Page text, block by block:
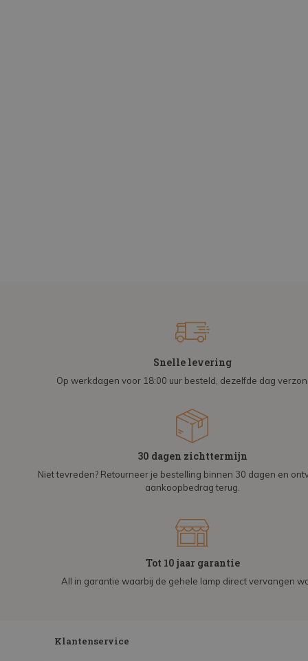
Snelle levering
Op werkdagen voor 18:00 uur besteld, dezelfde dag
30 dagen zichttermijn
Niet tevreden? Retourneer je bestelling binnen 30 dagen en
aankoopbedrag terug.
Tot 10 jaar garantie
All in garantie waarbij de gehele lamp direct vervangen
Klantenservice